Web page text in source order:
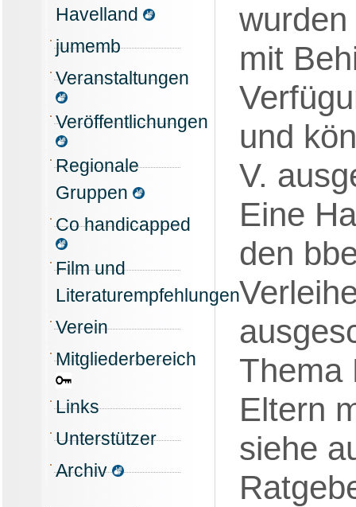
Havelland
jumemb
Veranstaltungen
Veröffentlichungen
Regionale
Gruppen
Co handicapped
Film und
Literaturempfehlungen
Verein
Mitgliederbereich
Links
Unterstützer
Archiv
mit
und
V.
Eine
den
Thema
Eltern
siehe